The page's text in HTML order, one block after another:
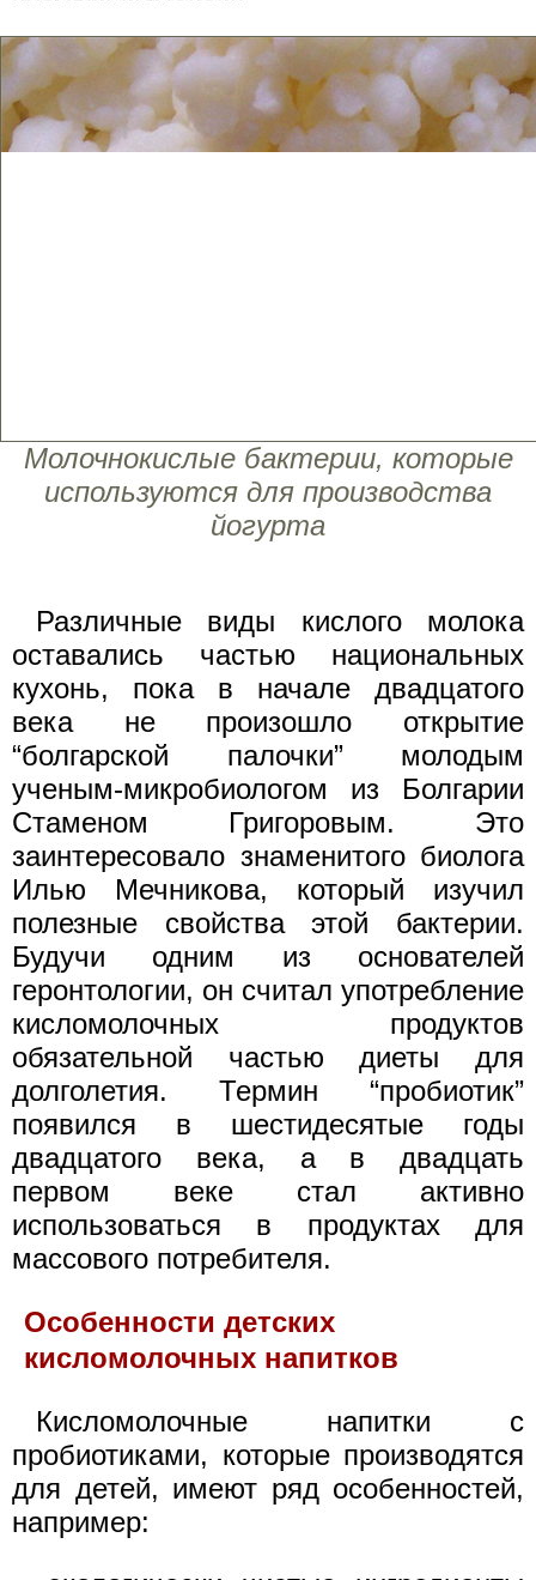
Молочнокислые бактерии, которые
используются для производства
йогурта
Различные виды кислого молока
оставались частью национальных
кухонь, пока в начале двадцатого
века не произошло открытие
“болгарской палочки” молодым
ученым-микробиологом из Болгарии
Стаменом Григоровым. Это
заинтересовало знаменитого биолога
Илью Мечникова, который изучил
полезные свойства этой бактерии.
Будучи одним из основателей
геронтологии, он считал употребление
кисломолочных продуктов
обязательной частью диеты для
долголетия. Термин “пробиотик”
появился в шестидесятые годы
двадцатого века, а в двадцать
первом веке стал активно
использоваться в продуктах для
массового потребителя.
Особенности детских
кисломолочных напитков
Кисломолочные напитки с
пробиотиками, которые производятся
для детей, имеют ряд особенностей,
например: